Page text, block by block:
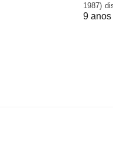
1987)
9